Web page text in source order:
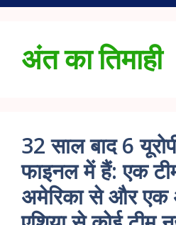
अंत का तिमाही
32 साल बाद 6
फाइनल में हैं: एक
अमेरिका से और एक